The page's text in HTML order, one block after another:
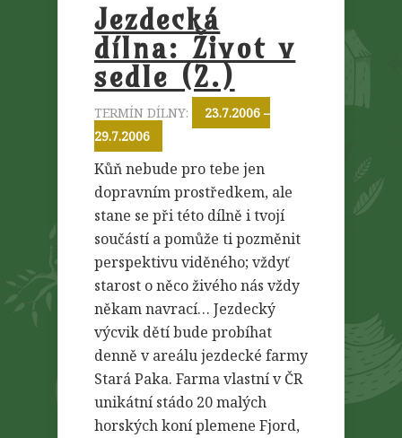
Jezdecká
dílna: Život v
sedle (2.)
TERMÍN DÍLNY:
23.7.2006 –
29.7.2006
Kůň nebude pro tebe jen
dopravním prostředkem, ale
stane se při této dílně i tvojí
součástí a pomůže ti pozměnit
perspektivu viděného; vždyť
starost o něco živého nás vždy
někam navrací… Jezdecký
výcvik dětí bude probíhat
denně v areálu jezdecké farmy
Stará Paka. Farma vlastní v ČR
unikátní stádo 20 malých
horských koní plemene Fjord,